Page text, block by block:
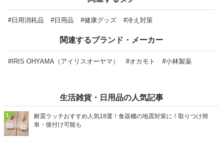
#日用消耗品 #日用品 #健康グッズ #冷え対策
関連するブランド・メーカー
#IRIS OHYAMA（アイリスオーヤマ） #オカモト #小林製薬
生活雑貨・日用品の人気記事
1
耐震ラッチおすすめ人気18選！食器棚の地震対策に！取りつけ簡
単・後付け可能も